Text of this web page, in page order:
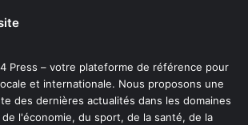
Press – votre plateforme de référence pour
et internationale. Nous proposons une
des dernières actualités dans les domaines
l'économie, du sport, de la santé, de la